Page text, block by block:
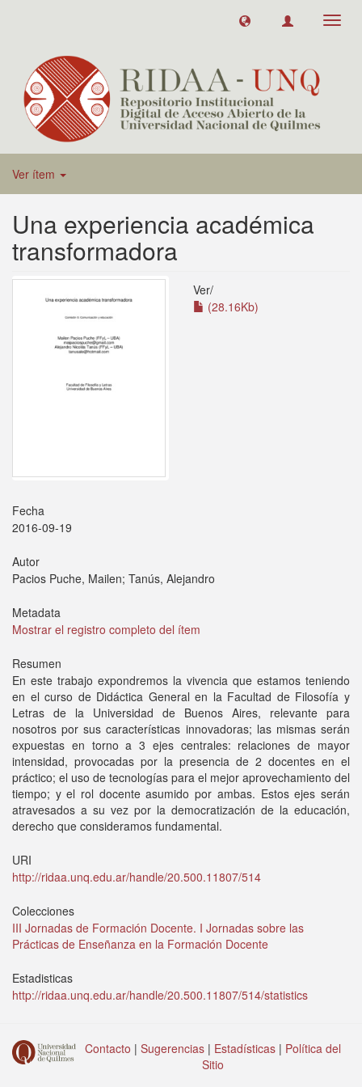
Ver ítem
Una experiencia académica
transformadora
Ver/
(28.16Kb)
Fecha
2016-09-19
Autor
Pacios Puche, Mailen; Tanús, Alejandro
Metadata
Mostrar el registro completo del ítem
Resumen
En este trabajo expondremos la vivencia que estamos teniendo
en el curso de Didáctica General en la Facultad de Filosofía y
Letras de la Universidad de Buenos Aires, relevante para
nosotros por sus características innovadoras; las mismas serán
expuestas en torno a 3 ejes centrales: relaciones de mayor
intensidad, provocadas por la presencia de 2 docentes en el
práctico; el uso de tecnologías para el mejor aprovechamiento del
tiempo; y el rol docente asumido por ambas. Estos ejes serán
atravesados a su vez por la democratización de la educación,
derecho que consideramos fundamental.
URI
http://ridaa.unq.edu.ar/handle/20.500.11807/514
Colecciones
III Jornadas de Formación Docente. I Jornadas sobre las
Prácticas de Enseñanza en la Formación Docente
Estadisticas
http://ridaa.unq.edu.ar/handle/20.500.11807/514/statistics
Contacto | Sugerencias | Estadísticas | Política del
Sitio